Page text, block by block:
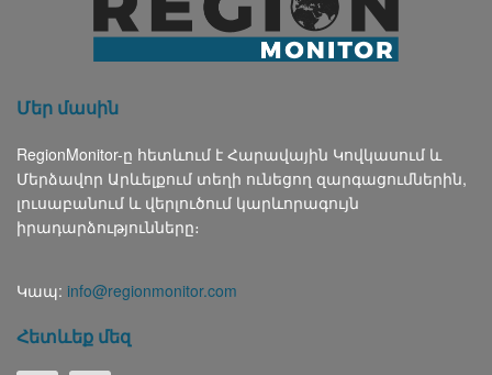
Մեր մասին
RegionMonitor-ը հետևում է Հարավային Կովկասում և
Մերձավոր Արևելքում տեղի ունեցող զարգացումներին,
լուսաբանում և վերլուծում կարևորագույն
իրադարձությունները։
Կապ: info@regionmonitor.com
Հետևեք մեզ